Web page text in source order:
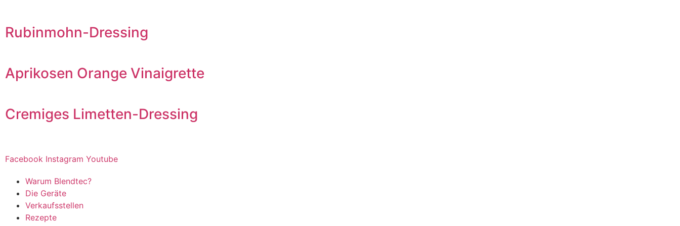
Rubinmohn-Dressing
Aprikosen Orange Vinaigrette
Cremiges Limetten-Dressing
Facebook Instagram Youtube
Warum Blendtec?
Die Geräte
Verkaufsstellen
Rezepte